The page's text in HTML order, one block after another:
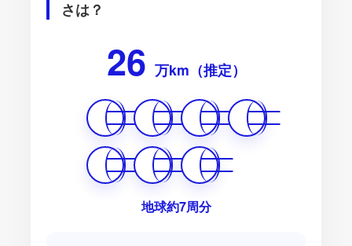
さは？
26 万km（推定）
地球約7周分